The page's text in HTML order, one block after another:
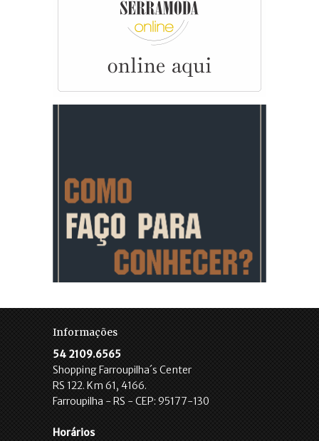
Informações
54 2109.6565
Shopping Farroupilha´s Center
RS 122. Km 61, 4166.
Farroupilha - RS - CEP: 95177-130
Horários